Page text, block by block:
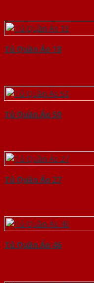
Tủ Quần Áo 18
Tủ Quần Áo 50
Tủ Quần Áo 27
Tủ Quần Áo 46